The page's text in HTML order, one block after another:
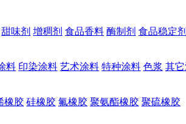
甜味剂 增稠剂 食品香料 酶制剂 食品稳定剂
料 印染涂料 艺术涂料 特种涂料 色浆 其
橡胶 硅橡胶 氟橡胶 聚氨酯橡胶 聚硫橡胶